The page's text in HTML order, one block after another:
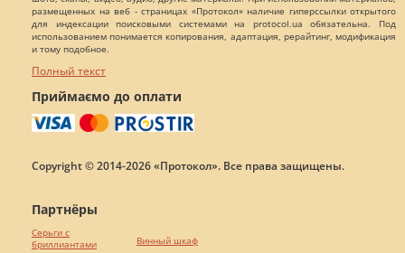
размещенных на веб - страницах «Протокол» наличие гиперссылки открытого
для индексации поисковыми системами на protocol.ua обязательна. Под
использованием понимается копирования, адаптация, рерайтинг, модификация
и тому подобное.
Полный текст
Приймаємо до оплати
Copyright © 2014-2026 «Протокол». Все права защищены.
Партнёры
Серьги с
бриллиантами
Винный шкаф